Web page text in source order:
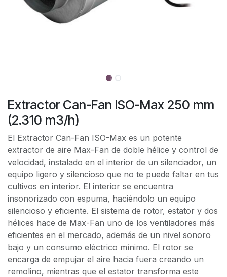
Extractor Can-Fan ISO-Max 250 mm
(2.310 m3/h)
El Extractor Can-Fan ISO-Max es un potente
extractor de aire Max-Fan de doble hélice y control de
velocidad, instalado en el interior de un silenciador, un
equipo ligero y silencioso que no te puede faltar en tus
cultivos en interior. El interior se encuentra
insonorizado con espuma, haciéndolo un equipo
silencioso y eficiente. El sistema de rotor, estator y dos
hélices hace de Max-Fan uno de los ventiladores más
eficientes en el mercado, además de un nivel sonoro
bajo y un consumo eléctrico mínimo. El rotor se
encarga de empujar el aire hacia fuera creando un
remolino, mientras que el estator transforma este